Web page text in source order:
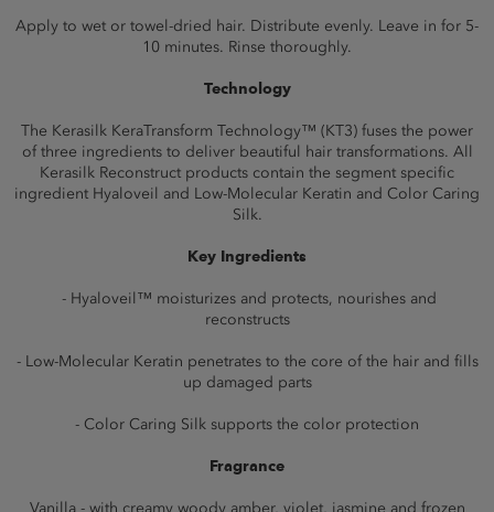
Apply to wet or towel-dried hair. Distribute evenly. Leave in for 5-
10 minutes. Rinse thoroughly.
Technology
The Kerasilk KeraTransform Technology™ (KT3) fuses the power
of three ingredients to deliver beautiful hair transformations. All
Kerasilk Reconstruct products contain the segment specific
ingredient Hyaloveil and Low-Molecular Keratin and Color Caring
Silk.
Key Ingredients
- Hyaloveil™ moisturizes and protects, nourishes and
reconstructs
- Low-Molecular Keratin penetrates to the core of the hair and fills
up damaged parts
- Color Caring Silk supports the color protection
Fragrance